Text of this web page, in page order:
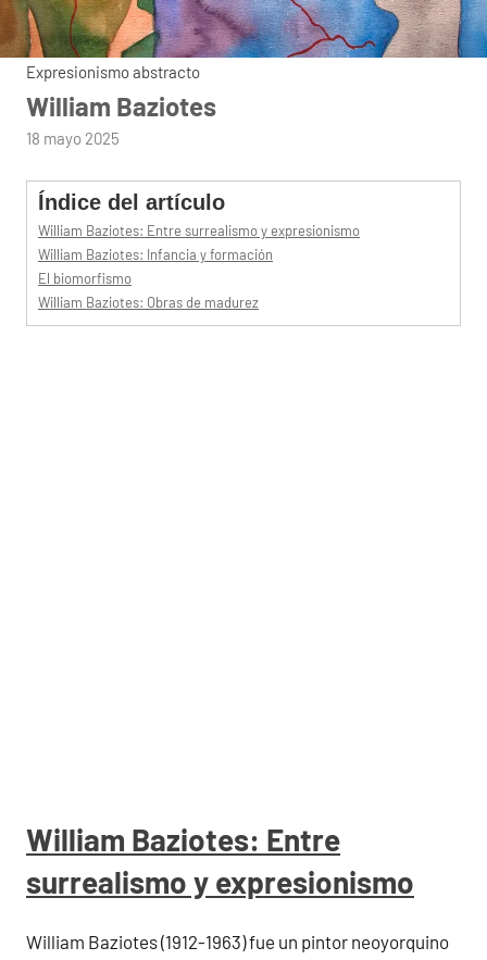
Expresionismo abstracto
William Baziotes
por
18 mayo 2025
Índice del artículo
William Baziotes: Entre surrealismo y expresionismo
William Baziotes: Infancia y formación
El biomorfismo
William Baziotes: Obras de madurez
William Baziotes: Entre
surrealismo y expresionismo
William Baziotes (1912-1963) fue un pintor neoyorquino